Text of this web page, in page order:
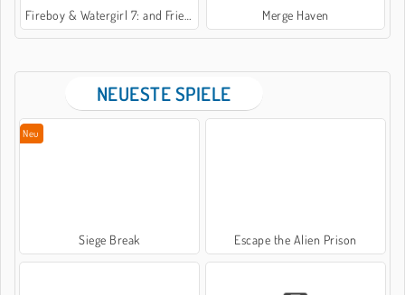
Fireboy & Watergirl 7: and Friends Merge Haven
NEUESTE SPIELE
Neu
Siege Break Escape the Alien Prison